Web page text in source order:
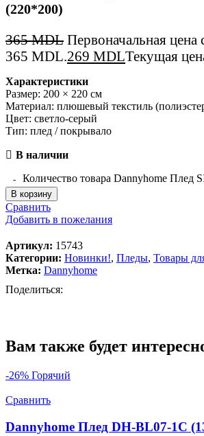
(220*200)
365MDL Первоначальная цена
365 MDL.269 MDLТекущая
Характеристики
Размер: 200 × 220 см
Материал: плюшевый текстиль
Цвет: светло-серый
Тип: плед / покрывало
В наличии
Количество товара Dannyhome
В корзину
Сравнить
Добавить в пожелания
Артикул: 15743
Категории: Новинки!, Пледы, Товары
Метка: Dannyhome
Поделиться:
Вам также будет
-26% Горячий
Сравнить
Dannyhome Плед DH-BL07-1C